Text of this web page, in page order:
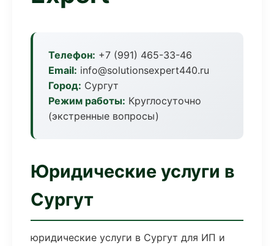
Телефон: +7 (991) 465-33-46
Email: info@solutionsexpert440.ru
Город: Сургут
Режим работы: Круглосуточно
(экстренные вопросы)
Юридические услуги в
Сургут
юридические услуги в Сургут для ИП и